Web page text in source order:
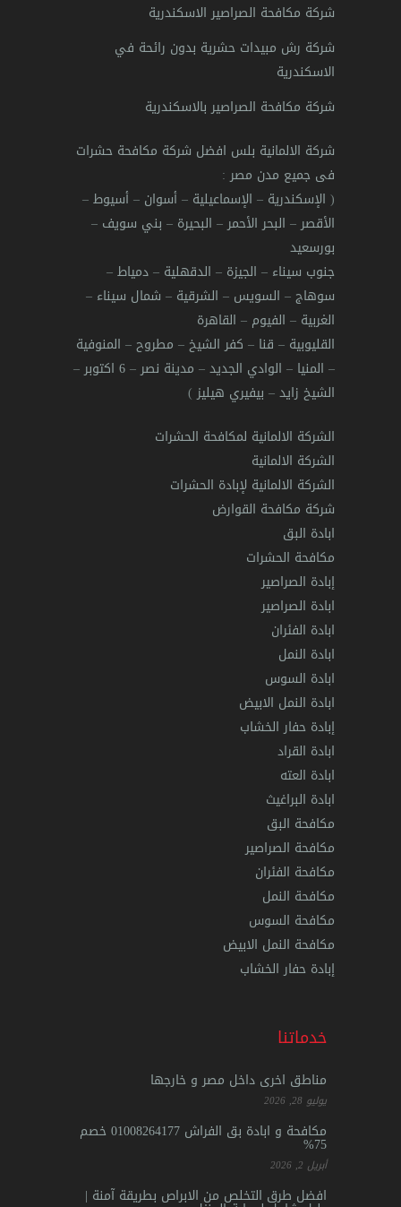
شركة مكافحة الصراصير الاسكندرية
شركة رش مبيدات حشرية بدون رائحة في
الاسكندرية
شركة مكافحة الصراصير بالاسكندرية
شركة الالمانية بلس افضل شركة مكافحة حشرات
فى جميع مدن مصر:
( الإسكندرية – الإسماعيلية –أسوان –أسيوط–
الأقصر– البحر الأحمر– البحيرة – بني سويف –
بورسعيد
جنوب سيناء – الجيزة – الدقهلية –دمياط–
سوهاج– السويس – الشرقية – شمال سيناء –
الغربية – الفيوم – القاهرة
القليوبية – قنا – كفر الشيخ– مطروح– المنوفية
– المنيا – الوادي الجديد– مدينة نصر–6 اكتوبر
–
الشيخ زايد– بيفيري هيليز)
الشركة الالمانية لمكافحة الحشرات
الشركة الالمانية
الشركة الالمانية لإبادة الحشرات
شركة مكافحة القوارض
ابادة البق
مكافحة الحشرات
إبادة الصراصير
ابادة الصراصير
ابادة الفئران
ابادة النمل
ابادة السوس
ابادة النمل الابيض
إبادة حفار الخشاب
ابادة القراد
ابادة العته
ابادة البراغيث
مكافحة البق
مكافحة الصراصير
مكافحة الفئران
مكافحة النمل
مكافحة السوس
مكافحة النمل الابيض
إبادة حفار الخشاب
خدماتنا
مناطق اخرى داخل مصر و خارجها
يوليو 28, 2026
مكافحة و ابادة بق الفراش 01008264177 خصم
75%
أبريل 2, 2026
افضل طرق التخلص من الابراص بطريقة آمنة |